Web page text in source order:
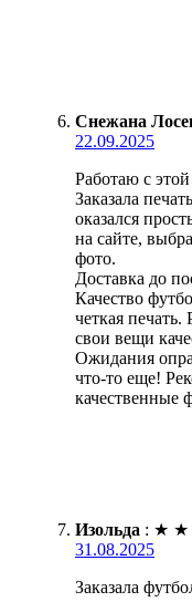
Снежана
22.09.2025
Работаю с
Заказала
оказался
на сайте,
фото.
Доставка до
Качество
четкая печать.
свои вещи
Ожидания
что-то еще!
качественные
Изольда : ★ ★
31.08.2025
Заказала